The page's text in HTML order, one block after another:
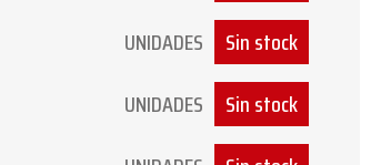
UNIDADES Sin stock
UNIDADES Sin stock